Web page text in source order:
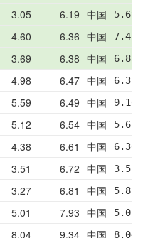
3.05 6.19 中国
4.60 6.36 中国
3.69 6.38 中国
4.98 6.47 中国
5.59 6.49 中国
5.12 6.54 中国
4.38 6.61 中国
3.51 6.72 中国
3.27 6.81 中国
5.01 7.93 中国
8.04 9.34 中国